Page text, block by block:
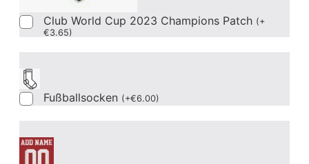
Club World Cup 2023 Champions Patch (+
€3.65)
Fußballsocken (+€6.00)